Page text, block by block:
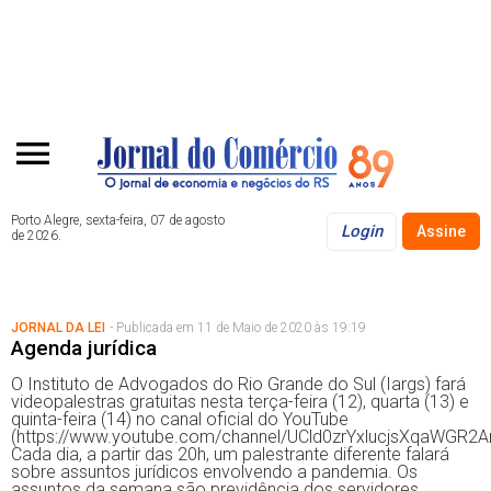
Porto Alegre, sexta-feira, 07 de agosto
de 2026.
Login Assine
JORNAL DA LEI - Publicada em 11 de Maio de 2020 às 19:19
Agenda jurídica
O Instituto de Advogados do Rio Grande do Sul (Iargs) fará
videopalestras gratuitas nesta terça-feira (12), quarta (13) e
quinta-feira (14) no canal oficial do YouTube
(https://www.youtube.com/channel/
Cada dia, a partir das 20h, um palestrante diferente falará
sobre assuntos jurídicos envolvendo a pandemia. Os